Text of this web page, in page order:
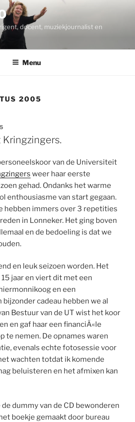
docent, muziekjournalist en
Menu
2005
van de Universiteit
weer haar eerste
gehad. Ondanks het warme
enthousiasme van start gegaan.
hebben immers over 3 repetities
in Lonneker. Het ging boven
en de bedoeling is dat we
en leuk seizoen worden. Het
jaar en viert dit met een
en een
cadeau hebben we al
Bestuur van de UT wist het koor
en gaf haar een financiÃ«le
te nemen. De opnames waren
evenals echte fotosessie voor
wachten totdat ik komende
beluisteren en het afmixen kan
dummy van de CD bewonderen
boekje gemaakt door bureau